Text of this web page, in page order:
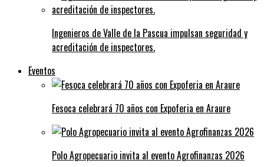
Ingenieros de Valle de la Pascua impulsan seguridad y
acreditación de inspectores.
Eventos
Fesoca celebrará 70 años con Expoferia en Araure
Polo Agropecuario invita al evento Agrofinanzas 2026